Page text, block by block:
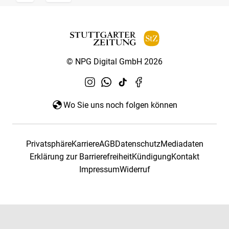
© NPG Digital GmbH 2026
Wo Sie uns noch folgen können
PrivatsphäreKarriereAGBDatenschutzMediadaten
Erklärung zur BarrierefreiheitKündigungKontakt
ImpressumWiderruf